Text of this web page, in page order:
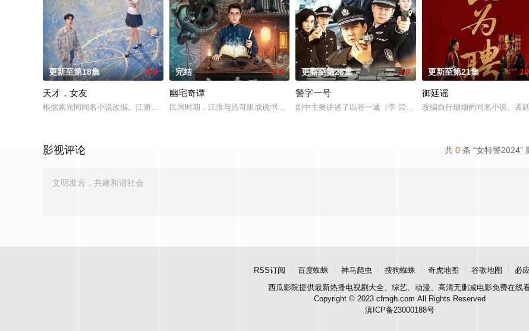
更新至第18集 2.0
天才，女友
根据素光同同名小说改编。江逾白长大以后，林知夏忽然对他说：“江逾白，我喜欢你，哲学和生物学意义
完结 7.0
幽宅奇谭
民国时期，江淮与迅哥组成说书班子，偶遇“白天人住屋，晚上鬼占房”的阴阳宅，江淮被掳走配“阴婚”
更新至第28集 3.0
警字一号
剧中主要讲述了以谷一诚（李 崇霄饰演）为代表的冀北市公安刑警
更新至第21集
御廷谣
改编自行烟烟的同名小说。孟
共 0 条 “女特警2024”
影视评论
RSS订阅 百度蜘蛛 神马爬虫 搜狗蜘蛛 奇虎地图 谷歌地图
必
西瓜影院提供最新热播电视剧大全、综艺、动漫、高清无删减电影免费在线
Copyright © 2023 cfmgh.com All Rights Reserved
滇ICP备23000188号